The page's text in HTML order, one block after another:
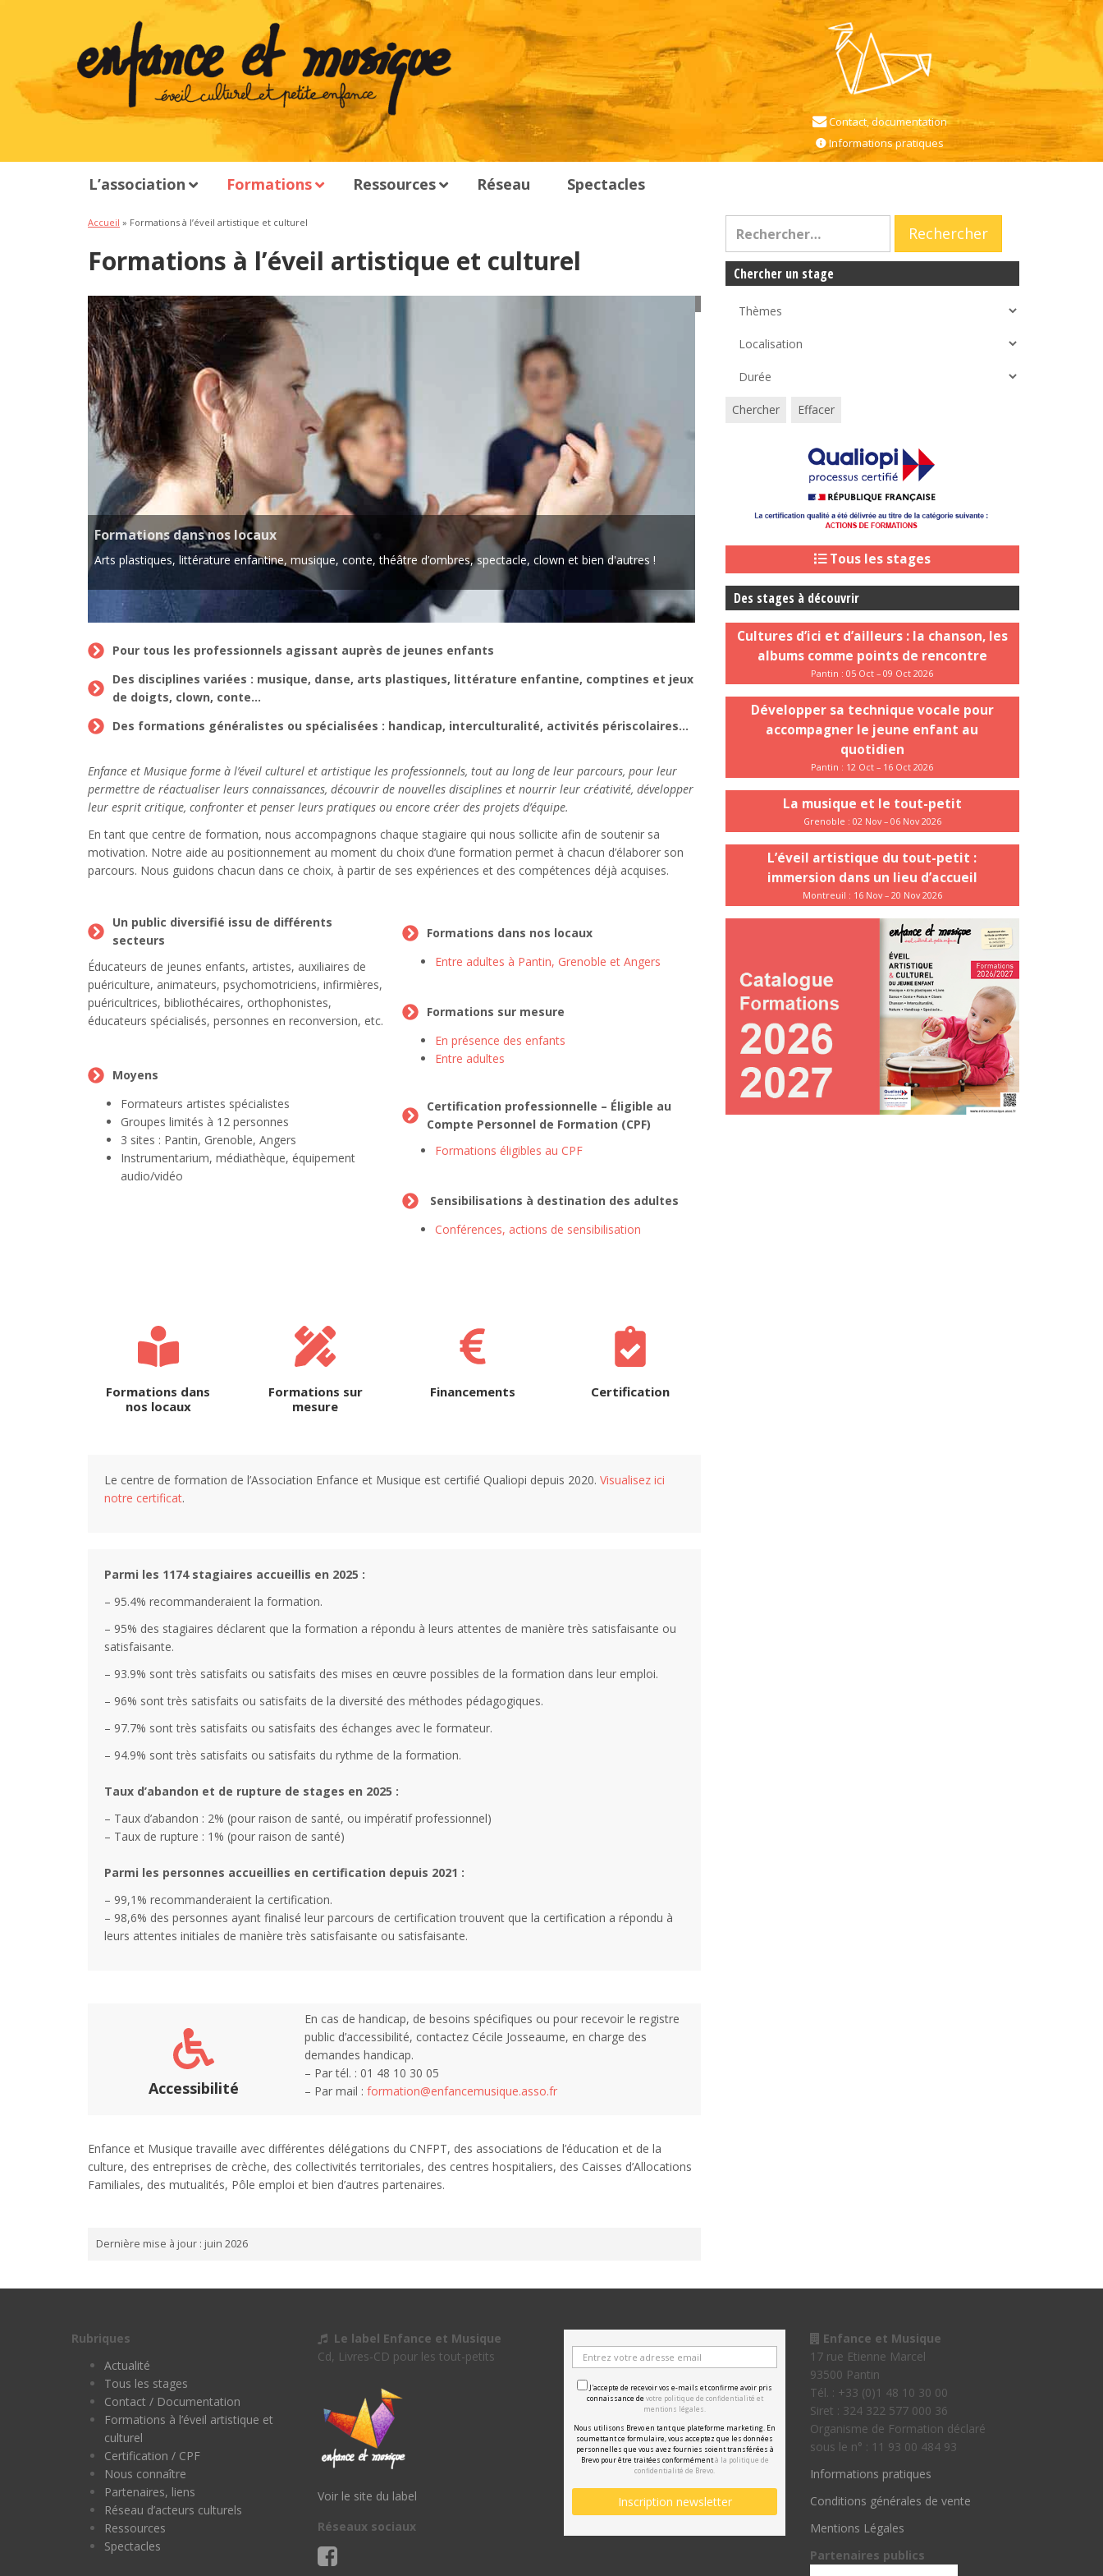
Contact, documentation
Informations pratiques
L’association Formations Ressources Réseau Spectacles
Accueil » Formations à l’éveil artistique et culturel
Formations à l’éveil artistique et culturel
Formations sur mesure
Des stages construits en fonction de vos besoins : thème, durée, entre adultes ou en présence des enfants...
Pour tous les professionnels agissant auprès de jeunes enfants
Des disciplines variées : musique, danse, arts plastiques, littérature enfantine, comptines et jeux
de doigts, clown, conte…
Des formations généralistes ou spécialisées : handicap, interculturalité, activités périscolaires…
Enfance et Musique forme à l’éveil culturel et artistique les professionnels, tout au long de leur parcours, pour leur
permettre de réactualiser leurs connaissances, découvrir de nouvelles disciplines et nourrir leur créativité, développer
leur esprit critique, confronter et penser leurs pratiques ou encore créer des projets d’équipe.
En tant que centre de formation, nous accompagnons chaque stagiaire qui nous sollicite afin de soutenir sa
motivation. Notre aide au positionnement au moment du choix d’une formation permet à chacun d’élaborer son
parcours. Nous guidons chacun dans ce choix, à partir de ses expériences et des compétences déjà acquises.
Un public diversifié issu de différents
secteurs
Éducateurs de jeunes enfants, artistes, auxiliaires de
puériculture, animateurs, psychomotriciens, infirmières,
puéricultrices, bibliothécaires, orthophonistes,
éducateurs spécialisés, personnes en reconversion, etc.
Moyens
Formateurs artistes spécialistes
Groupes limités à 12 personnes
3 sites : Pantin, Grenoble, Angers
Instrumentarium, médiathèque, équipement
audio/vidéo
Formations dans nos locaux
Entre adultes à Pantin, Grenoble et Angers
Formations sur mesure
En présence des enfants
Entre adultes
Certification professionnelle – Éligible au
Compte Personnel de Formation (CPF)
Formations éligibles au CPF
Sensibilisations à destination des adultes
Conférences, actions de sensibilisation
Formations dans
nos locaux
Formations sur
mesure
Financements Certification
Le centre de formation de l’Association Enfance et Musique est certifié Qualiopi depuis 2020. Visualisez ici
notre certificat.
Parmi les 1174 stagiaires accueillis en 2025 :
– 95.4% recommanderaient la formation.
– 95% des stagiaires déclarent que la formation a répondu à leurs attentes de manière très satisfaisante ou
satisfaisante.
– 93.9% sont très satisfaits ou satisfaits des mises en œuvre possibles de la formation dans leur emploi.
– 96% sont très satisfaits ou satisfaits de la diversité des méthodes pédagogiques.
– 97.7% sont très satisfaits ou satisfaits des échanges avec le formateur.
– 94.9% sont très satisfaits ou satisfaits du rythme de la formation.
Taux d’abandon et de rupture de stages en 2025 :
– Taux d’abandon : 2% (pour raison de santé, ou impératif professionnel)
– Taux de rupture : 1% (pour raison de santé)
Parmi les personnes accueillies en certification depuis 2021 :
– 99,1% recommanderaient la certification.
– 98,6% des personnes ayant finalisé leur parcours de certification trouvent que la certification a répondu à
leurs attentes initiales de manière très satisfaisante ou satisfaisante.
Accessibilité
En cas de handicap, de besoins spécifiques ou pour recevoir le registre
public d’accessibilité, contactez Cécile Josseaume, en charge des
demandes handicap.
– Par tél. : 01 48 10 30 05
– Par mail : formation@enfancemusique.asso.fr
Enfance et Musique travaille avec différentes délégations du CNFPT, des associations de l’éducation et de la
culture, des entreprises de crèche, des collectivités territoriales, des centres hospitaliers, des Caisses d’Allocations
Familiales, des mutualités, Pôle emploi et bien d’autres partenaires.
Dernière mise à jour : juin 2026
Chercher un stage
Chercher Effacer
Tous les stages
Des stages à découvrir
Cultures d’ici et d’ailleurs : la chanson, les
albums comme points de rencontre
Pantin : 05 Oct – 09 Oct 2026
Développer sa technique vocale pour
accompagner le jeune enfant au
quotidien
Pantin : 12 Oct – 16 Oct 2026
La musique et le tout-petit
Grenoble : 02 Nov – 06 Nov 2026
L’éveil artistique du tout-petit :
immersion dans un lieu d’accueil
Montreuil : 16 Nov – 20 Nov 2026
Rubriques
Actualité
Tous les stages
Contact / Documentation
Formations à l’éveil artistique et
culturel
Certification / CPF
Nous connaître
Partenaires, liens
Réseau d’acteurs culturels
Ressources
Spectacles
Le label Enfance et Musique
Cd, Livres-CD pour les tout-petits
Voir le site du label
Réseaux sociaux
J'accepte de recevoir vos e-mails et confirme avoir pris
connaissance de votre politique de confidentialité et
mentions légales.
Nous utilisons Brevo en tant que plateforme marketing. En
soumettant ce formulaire, vous acceptez que les données
personnelles que vous avez fournies soient transférées à
Brevo pour être traitées conformémentà la politique de
confidentialité de Brevo.
Enfance et Musique
17 rue Etienne Marcel
93500 Pantin
Tél. : +33 (0)1 48 10 30 00
Siret : 324 322 577 000 36
Organisme de Formation déclaré
sous le n° : 11 93 00 484 93
Informations pratiques
Conditions générales de vente
Mentions Légales
Partenaires publics